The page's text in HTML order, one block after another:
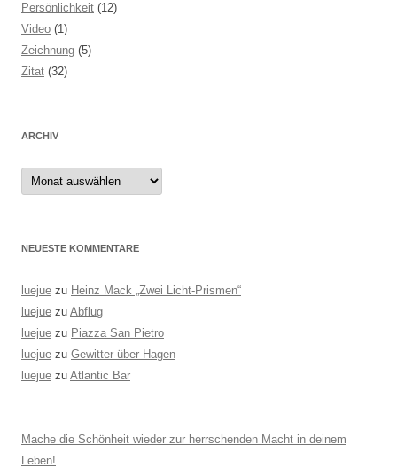
Persönlichkeit (12)
Video (1)
Zeichnung (5)
Zitat (32)
ARCHIV
Archiv
NEUESTE KOMMENTARE
luejue zu Heinz Mack „Zwei Licht-Prismen“
luejue zu Abflug
luejue zu Piazza San Pietro
luejue zu Gewitter über Hagen
luejue zu Atlantic Bar
Mache die Schönheit wieder zur herrschenden Macht in deinem
Leben!